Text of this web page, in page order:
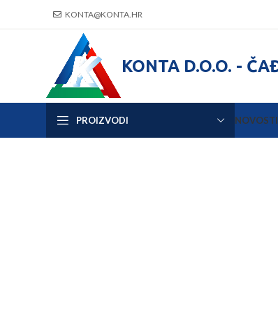
KONTA@KONTA.HR
KONTA D.O.O. -
PROIZVODI NOVOSTI